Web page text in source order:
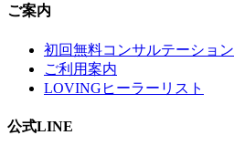
ご案内
初回無料コンサルテーション
ご利用案内
LOVINGヒーラーリスト
公式LINE